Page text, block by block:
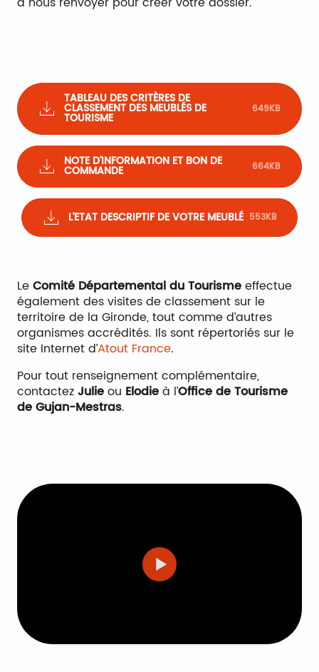
TABLEAU DES CRITÈRES DE
CLASSEMENT DES MEUBLÉS DE
TOURISME
649KB
NOTE D'INFORMATION ET BON DE
COMMANDE 664KB
L'ETAT DESCRIPTIF DE VOTRE MEUBLÉ 553KB
LeComité Départemental du Tourismeeffectue
également des visites de classement sur le
territoire de la Gironde, tout comme d’autres
organismes accrédités. Ils sont répertoriés sur le
site Internet d’Atout France.
Pour tout renseignement complémentaire,
contactezJulieou Elodieà l’Office de Tourisme
de Gujan-Mestras.